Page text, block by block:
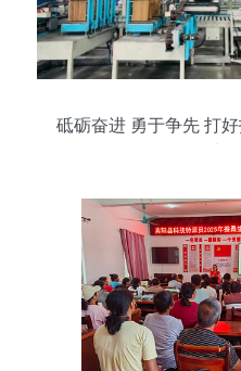
砥砺奋进 勇于争先 打